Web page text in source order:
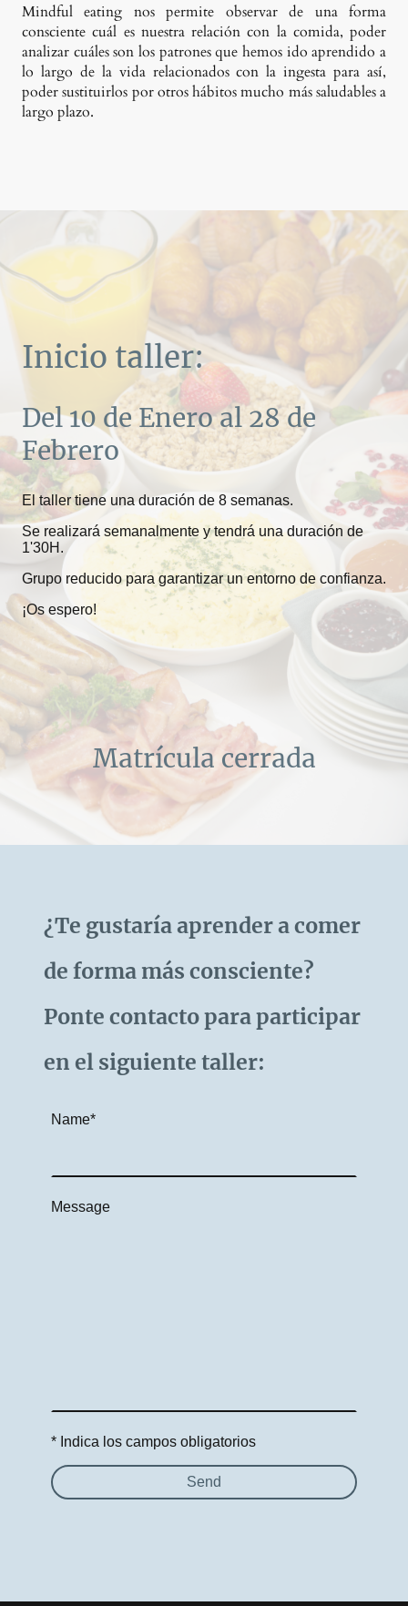
Mindful eating nos permite observar de una forma
consciente cuál es nuestra relación con la comida, poder
analizar cuáles son los patrones que hemos ido aprendido a
lo largo de la vida relacionados con la ingesta para así,
poder sustituirlos por otros hábitos mucho más saludables a
largo plazo.
Inicio taller:
Del 10 de Enero al 28 de
Febrero
El taller tiene una duración de 8 semanas.
Se realizará semanalmente y tendrá una duración de
1'30H.
Grupo reducido para garantizar un entorno de confianza.
¡Os espero!
Matrícula cerrada
¿Te gustaría aprender a comer
de forma más consciente?
Ponte contacto para participar
en el siguiente taller:
Name*
Message
* Indica los campos obligatorios
Send